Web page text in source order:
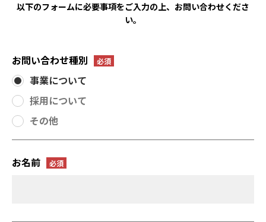
以下のフォームに必要事項をご入力の上、お問い合わせくださ
い。
お問い合わせ種別
事業について
採用について
その他
お名前